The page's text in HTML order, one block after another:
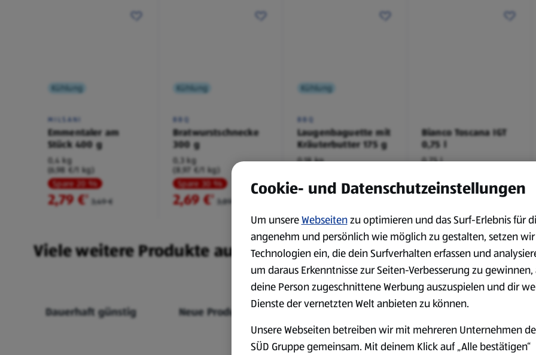
Kühlung
MILSANI
Emmentaler am
Stück 400 g
0,4 kg
(6,98 €/1 kg)
Spare 20 %
2,79 €² 3,49 €
Kühlung
BBQ
Bratwurstschnecke
300 g
0,3 kg
(8,97 €/1 kg)
Spare 30 %
2,69 €² 3,89 €
Kühlung
BBQ
Laugenbaguette mit
Kräuterbutter 175 g
0,18 kg
Spare 38 %
0,79 €
Bianco Toscana IGT
0,75 l
0,75 l
Spare 20 %
2,79 €²
Viele weitere Produkte aus unserem Sortiment.
Dauerhaft günstig Neue Produkte Markenprodukte Bio-Produkte
Cookie- und Datenschutzeinstellungen
Um unsereWebseitenzu optimieren und das Surf-Erlebnis für
angenehm und persönlich wie möglich zu gestalten, setzen wir
Technologien ein, die dein Surfverhalten erfassen und
um daraus Erkenntnisse zur Seiten-Verbesserung zu gewinnen,
deine Person zugeschnittene Werbung auszuspielen und dir
Dienste der vernetzten Welt anbieten zu können.
Unsere Webseiten betreiben wir mit mehreren Unternehmen
SÜD Gruppe gemeinsam. Mit deinem Klick auf „Alle bestätigen“